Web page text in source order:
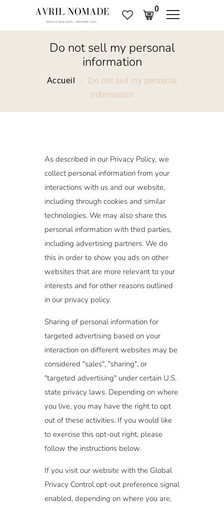
0
Do not sell my personal
information
Accueil
Do not sell my personal
information
As described in our Privacy Policy, we
collect personal information from your
interactions with us and our website,
including through cookies and similar
technologies. We may also share this
personal information with third parties,
including advertising partners. We do
this in order to show you ads on other
websites that are more relevant to your
interests and for other reasons outlined
in our privacy policy.
Sharing of personal information for
targeted advertising based on your
interaction on different websites may be
considered "sales", "sharing", or
"targeted advertising" under certain U.S.
state privacy laws. Depending on where
you live, you may have the right to opt
out of these activities. If you would like
to exercise this opt-out right, please
follow the instructions below.
If you visit our website with the Global
Privacy Control opt-out preference signal
enabled, depending on where you are,